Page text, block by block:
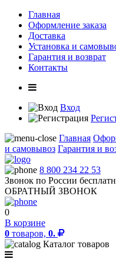
Главная
Оформление заказа
Доставка
Установка и
Гарантия и возврат
Контакты
Вход
Главная
и самовывоз Гарантия и
8 800 234 22 53
Звонок по России
ОБРАТНЫЙ ЗВОНОК
0
В корзине
0 товаров, 0.
Каталог товаров